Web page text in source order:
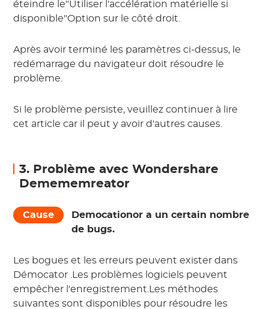
éteindre le"Utiliser l'accélération matérielle si
disponible"Option sur le côté droit.
Après avoir terminé les paramètres ci-dessus, le
redémarrage du navigateur doit résoudre le
problème.
Si le problème persiste, veuillez continuer à lire
cet article car il peut y avoir d'autres causes.
3. Problème avec Wondershare
Demememreator
Cause
Democationor a un certain nombre
de bugs.
Les bogues et les erreurs peuvent exister dans
Démocator
.Les problèmes logiciels peuvent
empêcher l'enregistrement.Les méthodes
suivantes sont disponibles pour résoudre les